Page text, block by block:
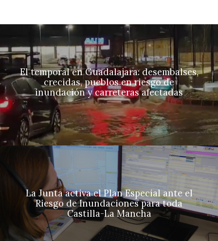
El temporal en Guadalajara: desembalses,
crecidas, pueblos en riesgo de
inundación y carreteras afectadas
La Junta activa el Plan Especial ante el
Riesgo de Inundaciones para toda
Castilla-La Mancha